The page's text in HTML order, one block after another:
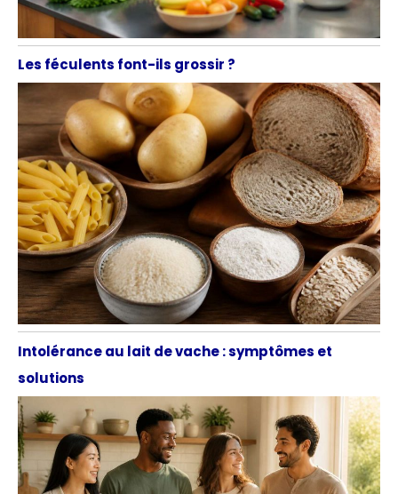
Les féculents font-ils grossir ?
Intolérance au lait de vache : symptômes et
solutions